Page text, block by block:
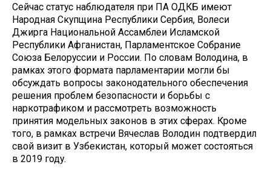
Сейчас статус наблюдателя при ПА ОДКБ имеют
Народная Скупщина Республики Сербия, Волеси
Джирга Национальной Ассамблеи Исламской
Республики Афганистан, Парламентское Собрание
Союза Белоруссии и России. По словам Володина, в
рамках этого формата парламентарии могли бы
обсуждать вопросы законодательного обеспечения
решения проблем безопасности и борьбы с
наркотрафиком и рассмотреть возможность
принятия модельных законов в этих сферах. Кроме
того, в рамках встречи Вячеслав Володин подтвердил
свой визит в Узбекистан, который может состояться
в 2019 году.